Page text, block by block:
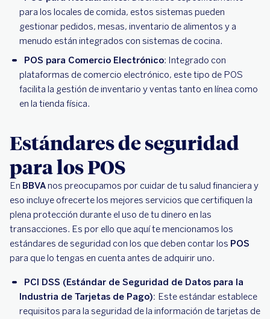
para los locales de comida, estos sistemas pueden
gestionar pedidos, mesas, inventario de alimentos y a
menudo están integrados con sistemas de cocina.
POS para Comercio Electrónico: Integrado con
plataformas de comercio electrónico, este tipo de POS
facilita la gestión de inventario y ventas tanto en línea como
en la tienda física.
Estándares de seguridad
para los POS
En BBVAnos preocupamos por cuidar de tu salud financiera y
eso incluye ofrecerte los mejores servicios que certifiquen la
plena protección durante el uso de tu dinero en las
transacciones. Es por ello que aquí te mencionamos los
estándares de seguridad con los que deben contar los POS
para que lo tengas en cuenta antes de adquirir uno.
PCI DSS (Estándar de Seguridad de Datos para la
Industria de Tarjetas de Pago): Este estándar establece
requisitos para la seguridad de la información de tarjetas de